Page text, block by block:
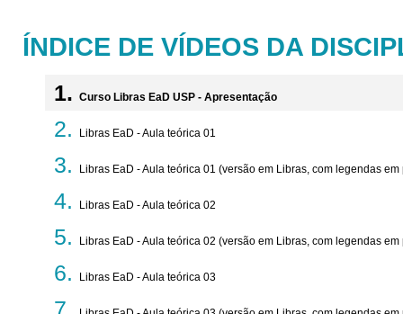
ÍNDICE DE VÍDEOS DA
Curso Libras EaD USP - Apresentação
Libras EaD - Aula teórica 01
Libras EaD - Aula teórica 01 (versão em Libras, com legendas em
Libras EaD - Aula teórica 02
Libras EaD - Aula teórica 02 (versão em Libras, com legendas em
Libras EaD - Aula teórica 03